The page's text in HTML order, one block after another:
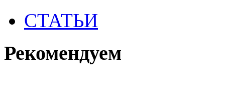
СТАТЬИ
Рекомендуем